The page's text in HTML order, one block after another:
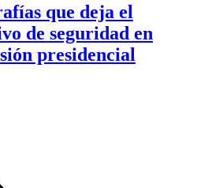
que deja el
de seguridad en
presidencial